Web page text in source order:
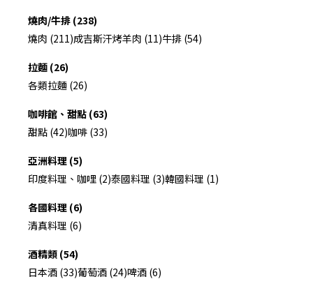
燒肉/牛排 (238)
燒肉 (211)成吉斯汗烤羊肉 (11)牛排 (54)
拉麵 (26)
各類拉麵 (26)
咖啡館、甜點 (63)
甜點 (42)咖啡 (33)
亞洲料理 (5)
印度料理、咖哩 (2)泰國料理 (3)韓國料理 (1)
各國料理 (6)
清真料理 (6)
酒精類 (54)
日本酒 (33)葡萄酒 (24)啤酒 (6)